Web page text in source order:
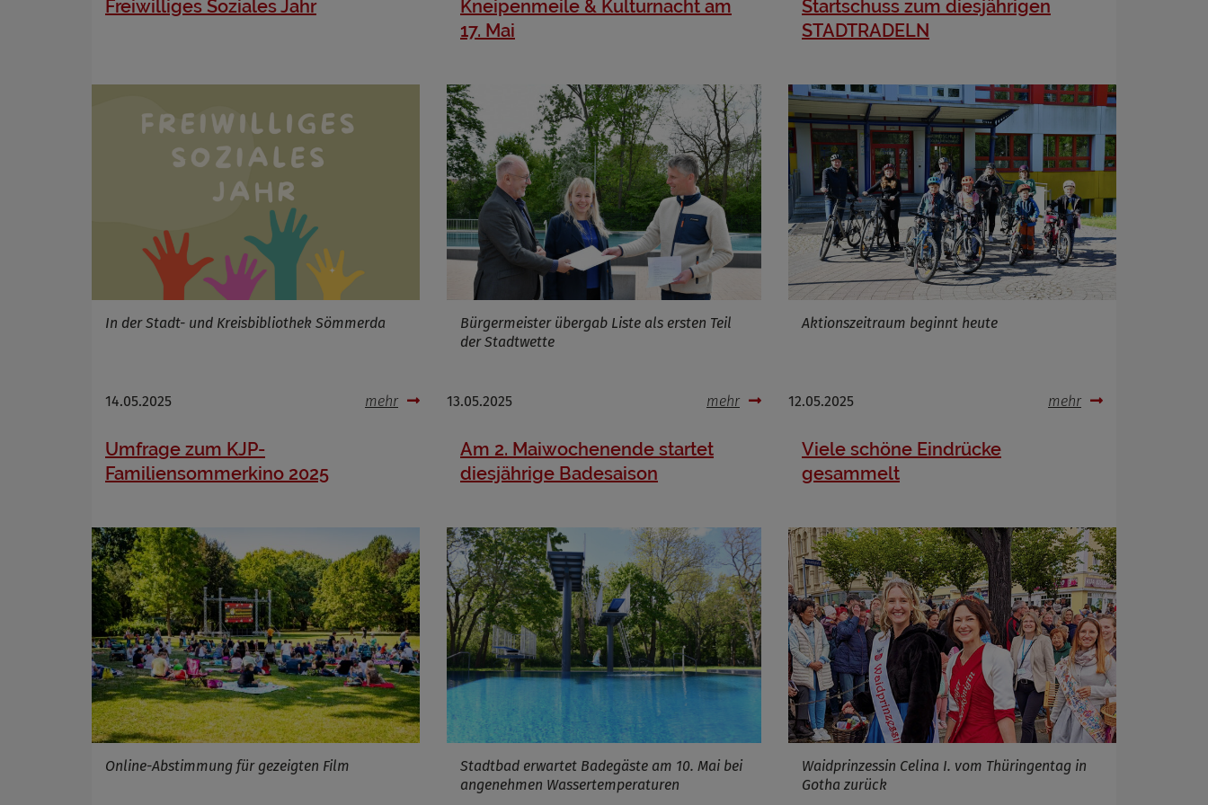
Freiwilliges Soziales Jahr
In der Stadt- und Kreisbibliothek Sömmerda
14.05.2025 mehr
Kneipenmeile & Kulturnacht am
17. Mai
Bürgermeister übergab Liste als ersten Teil
der Stadtwette
13.05.2025 mehr
Startschuss zum diesjährigen
STADTRADELN
Aktionszeitraum beginnt heute
12.05.2025 mehr
Umfrage zum KJP-
Familiensommerkino 2025
Online-Abstimmung für gezeigten Film
Am 2. Maiwochenende startet
diesjährige Badesaison
Stadtbad erwartet Badegäste am 10. Mai bei
angenehmen Wassertemperaturen
Viele schöne Eindrücke
gesammelt
Waidprinzessin Celina I. vom Thüringentag in
Gotha zurück
Infos schließen